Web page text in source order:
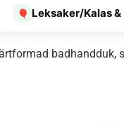
🎈 Leksaker/Kalas &
badhandduk,